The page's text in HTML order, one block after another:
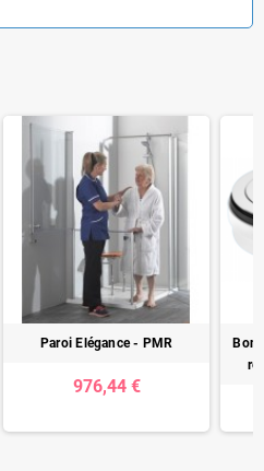
Paroi Elégance - PMR
976,44 €